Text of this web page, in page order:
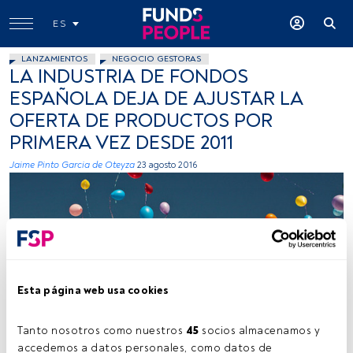
Esta página web usa cookies
Tanto nosotros como nuestros 45 socios almacenamos y
accedemos a datos personales, como datos de
ES
LANZAMIENTOS NEGOCIO GESTORAS
LA INDUSTRIA DE FONDOS
ESPAÑOLA DEJA DE AJUSTAR LA
OFERTA DE PRODUCTOS POR
PRIMERA VEZ DESDE 2011
Jaime Pinto Garcia de Oteyza 23 agosto 2016